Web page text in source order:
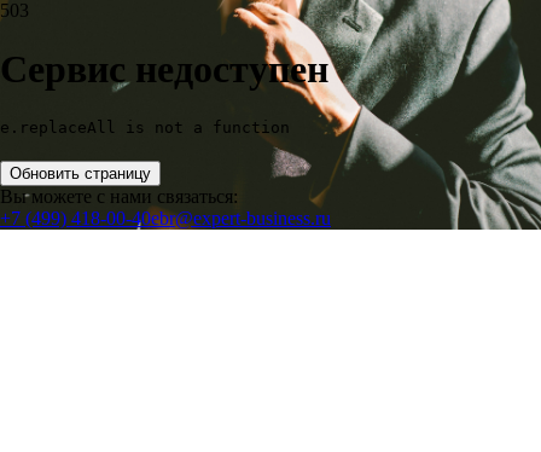
503
Сервис недоступен
e.replaceAll is not a function
Обновить страницу
Вы можете с нами связаться:
+7 (499) 418-00-40ebr@expert-business.ru